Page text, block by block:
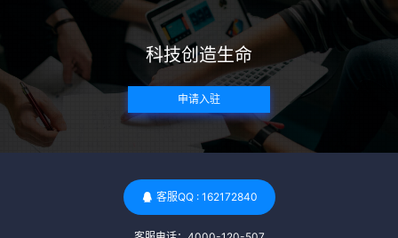
带任何可传染给受卵者的病原体。 药物与生活习惯：捐赠者需
要是非尼古丁使用者、非吸烟者、非吸毒者，并且未使用可能
影响卵子质量的药物，如某些精神药物和避孕植入物。 学历与
心理标准 学历要求：部分卵子库对捐赠者的学历有一定要求，
但这并非普遍标准。一些卵子库可能更倾向于选择受过高等教
育的女性作为捐赠者，但这并不是绝对的筛选条件。 心理状态
评估：捐赠者需要进行心理状态评估，以确定其对捐赠过程的
于确保捐赠者在捐赠过程中保持积极的心态，并理解其捐赠行
为的意义。 其他标准 责任心与沟通能力：由于捐卵过程的时
科技创造生命
申请入驻
客服QQ : 162172840